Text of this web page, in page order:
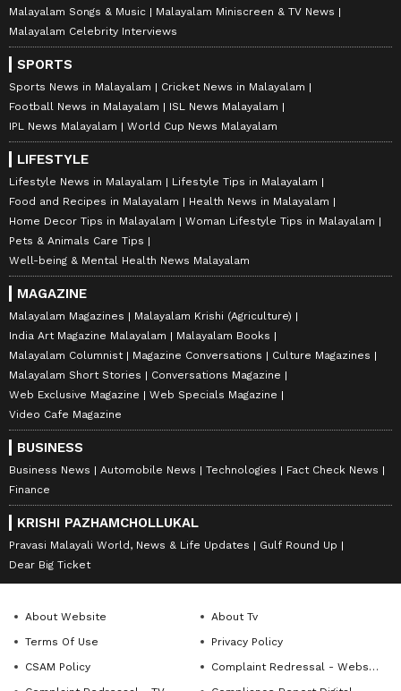
Malayalam Songs & Music
Malayalam Miniscreen & TV News
Malayalam Celebrity Interviews
SPORTS
Sports News in Malayalam
Cricket News in Malayalam
Football News in Malayalam
ISL News Malayalam
IPL News Malayalam
World Cup News Malayalam
LIFESTYLE
Lifestyle News in Malayalam
Lifestyle Tips in Malayalam
Food and Recipes in Malayalam
Health News in Malayalam
Home Decor Tips in Malayalam
Woman Lifestyle Tips in Malayalam
Pets & Animals Care Tips
Well-being & Mental Health News Malayalam
MAGAZINE
Malayalam Magazines
Malayalam Krishi (Agriculture)
India Art Magazine Malayalam
Malayalam Books
Malayalam Columnist
Magazine Conversations
Culture Magazines
Malayalam Short Stories
Conversations Magazine
Web Exclusive Magazine
Web Specials Magazine
Video Cafe Magazine
BUSINESS
Business News Automobile News Technologies
Fact Check News
Finance
KRISHI PAZHAMCHOLLUKAL
Pravasi Malayali World, News & Life Updates
Gulf Round Up
Dear Big Ticket
About Website
About Tv
Terms Of Use
Privacy Policy
CSAM Policy
Complaint Redressal - Website